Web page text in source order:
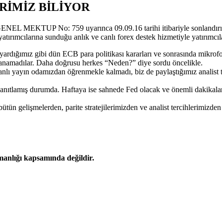
BİLİYOR
MEKTUP No: 759 uyarınca 09.09.16 tarihi itibariyle
sunduğu anlık ve canlı forex destek hizmetiyle
gibi dün ECB para politikası kararları ve sonrasında
Daha doğrusu herkes “Neden?” diye sordu öncelikle.
yayın odamızdan öğrenmekle kalmadı, biz de paylaştığımız
durumda. Haftaya ise sahnede Fed olacak ve önemli
gelişmelerden, parite stratejilerimizden ve analist
kapsamında değildir.